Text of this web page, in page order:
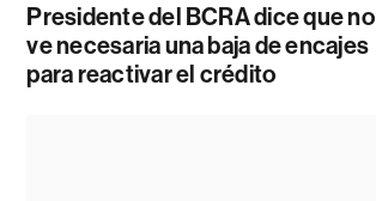
Presidente del BCRA dice que no
ve necesaria una baja de encajes
para reactivar el crédito